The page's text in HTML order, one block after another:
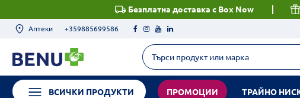
Безплатна доставка с Box Now
Аптеки +359885699586
ВСИЧКИ ПРОДУКТИ ПРОМОЦИИ ТРАЙНО